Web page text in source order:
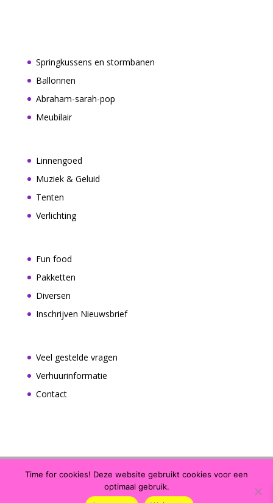
Springkussens en stormbanen
Ballonnen
Abraham-sarah-pop
Meubilair
Linnengoed
Muziek & Geluid
Tenten
Verlichting
Fun food
Pakketten
Diversen
Inschrijven Nieuwsbrief
Veel gestelde vragen
Verhuurinformatie
Contact
Copyright 2026 • ABC Zoetermeer Springkussens •
Time for cookies! Deze website gebruikt cookies voor een
optimaal gebruik.